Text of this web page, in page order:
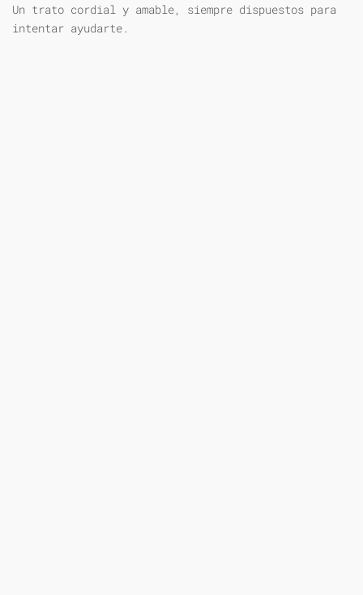
Un trato cordial y amable, siempre dispuestos para
intentar ayudarte.